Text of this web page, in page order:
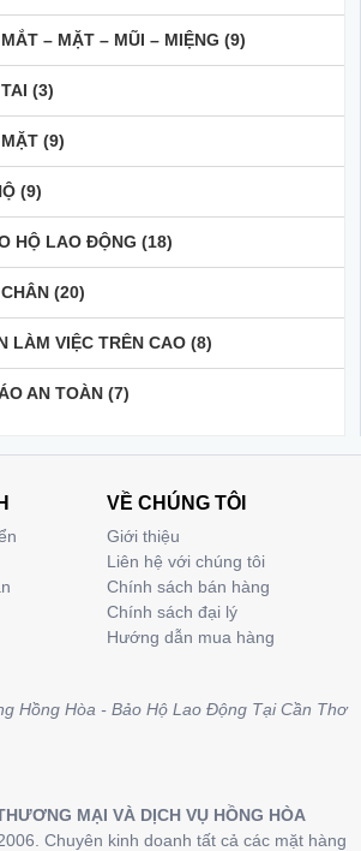
– MẶT – MŨI – MIỆNG (9)
(3)
(9)
(9)
HỘ LAO ĐỘNG (18)
(20)
LÀM VIỆC TRÊN CAO (8)
AN TOÀN (7)
VỀ CHÚNG TÔI
Giới thiệu
Liên hệ với chúng tôi
Chính sách bán hàng
Chính sách đại lý
Hướng dẫn mua hàng
Hồng Hòa - Bảo Hộ Lao Động Tại Cần Thơ
MẠI VÀ DỊCH VỤ HỒNG HÒA
Chuyên kinh doanh tất cả các mặt hàng